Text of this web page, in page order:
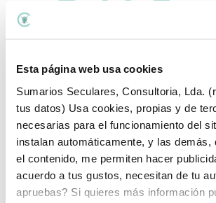
Esta página web usa cookies
Sumarios Seculares, Consultoria, Lda.
tus datos) Usa cookies, propias y de
necesarias para el funcionamiento del
instalan automáticamente, y las demás,
el contenido, me permiten hacer
acuerdo a tus gustos, necesitan de tu
apruebas? Si quieres más información
Temas del blog:
Temas
del
blog: